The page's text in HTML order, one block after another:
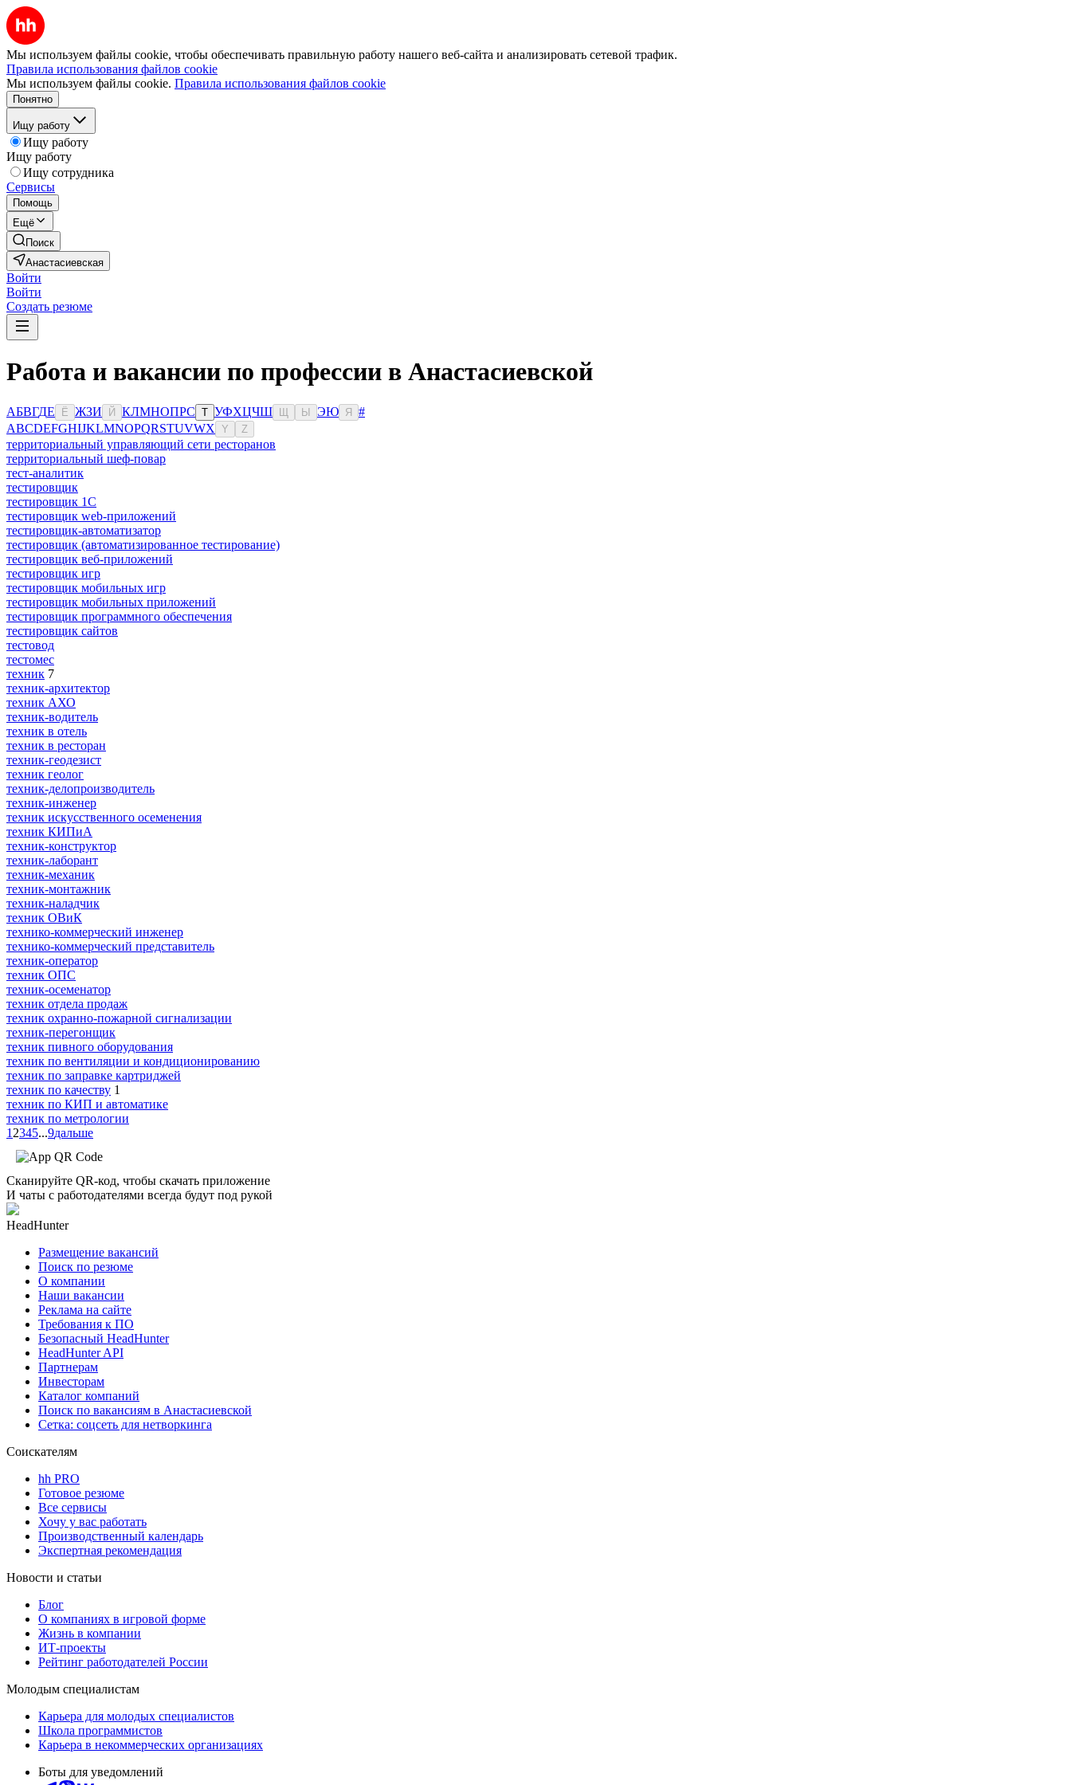
Мы используем файлы cookie, чтобы обеспечивать правильную работу нашего веб-сайта и анализировать сетевой трафик.
Правила использования файлов cookie
Мы используем файлы cookie. Правила использования файлов cookie
Понятно
Ищу работу
Ищу работу
Ищу работу
Ищу сотрудника
Сервисы
Помощь
Ещё
Поиск
Анастасиевская
Войти
Войти
Создать резюме
Работа и вакансии по профессии в Анастасиевской
АБВГДЕ Ё ЖЗИ Й КЛМНОПРС Т УФХЦЧШ Ы ЭЮ Я
#
ABCDEFGHIJKLMNOPQRSTUVWX Y Z
территориальный управляющий сети ресторанов
территориальный шеф-повар
тест-аналитик
тестировщик
тестировщик 1С
тестировщик web-приложений
тестировщик-автоматизатор
тестировщик (автоматизированное тестирование)
тестировщик веб-приложений
тестировщик игр
тестировщик мобильных игр
тестировщик мобильных приложений
тестировщик программного обеспечения
тестировщик сайтов
тестовод
тестомес
техник 7
техник-архитектор
техник АХО
техник-водитель
техник в отель
техник в ресторан
техник-геодезист
техник геолог
техник-делопроизводитель
техник-инженер
техник искусственного осеменения
техник КИПиА
техник-конструктор
техник-лаборант
техник-механик
техник-монтажник
техник-наладчик
техник ОВиК
технико-коммерческий инженер
технико-коммерческий представитель
техник-оператор
техник ОПС
техник-осеменатор
техник отдела продаж
техник охранно-пожарной сигнализации
техник-перегонщик
техник пивного оборудования
техник по вентиляции и кондиционированию
техник по заправке картриджей
техник по качеству 1
техник по КИП и автоматике
техник по метрологии
1 2345...9дальше
Сканируйте QR-код, чтобы скачать приложение
И чаты с работодателями всегда будут под рукой
HeadHunter
Размещение вакансий
Поиск по резюме
О компании
Наши вакансии
Реклама на сайте
Требования к ПО
Безопасный HeadHunter
HeadHunter API
Партнерам
Инвесторам
Каталог компаний
Поиск по вакансиям в Анастасиевской
Сетка: соцсеть для нетворкинга
Соискателям
hh PRO
Готовое резюме
Все сервисы
Хочу у вас работать
Производственный календарь
Экспертная рекомендация
Новости и статьи
Блог
О компаниях в игровой форме
Жизнь в компании
ИТ-проекты
Рейтинг работодателей России
Молодым специалистам
Карьера для молодых специалистов
Школа программистов
Карьера в некоммерческих организациях
Боты для уведомлений